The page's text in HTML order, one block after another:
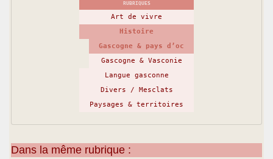
RUBRIQUES
Art de vivre
Histoire
Gascogne & pays d’oc
Gascogne & Vasconie
Langue gasconne
Divers / Mesclats
Paysages & territoires
Dans la même rubrique :